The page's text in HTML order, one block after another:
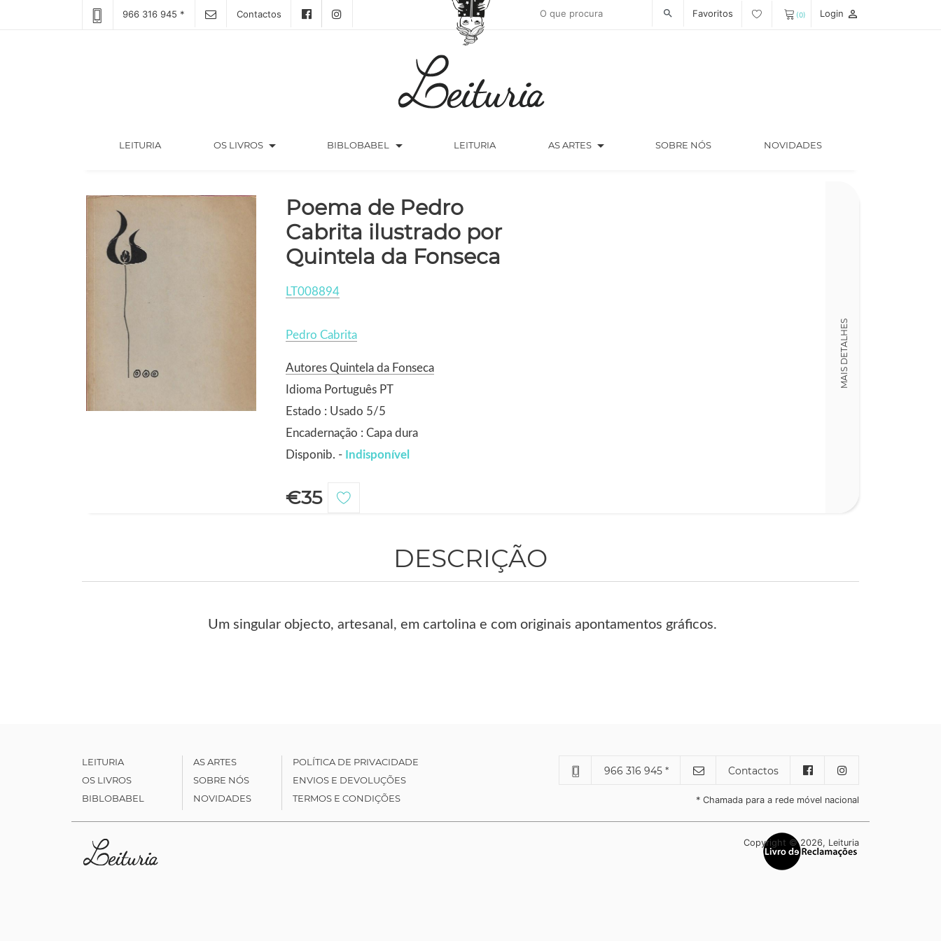
966 316 945 * Contactos search Favoritos (0) Login person_outline
LEITURIA(CURRENT) OS LIVROS arrow_drop_down BIBLOBABEL arrow_drop_down LEITURIA AS ARTES arrow_drop_down SOBRE NÓS NOVIDADES
Poema de Pedro
Cabrita ilustrado por
Quintela da Fonseca
LT008894
Pedro Cabrita
Autores Quintela da Fonseca
Idioma Português PT
Estado : Usado 5/5
Encadernação : Capa dura
Disponib. - Indisponível
€35
MAIS DETALHES
DESCRIÇÃO
Um singular objecto, artesanal, em cartolina e com originais apontamentos gráficos.
LEITURIA
OS LIVROS
BIBLOBABEL
AS ARTES
SOBRE NÓS
NOVIDADES
POLÍTICA DE PRIVACIDADE
ENVIOS E DEVOLUÇÕES
TERMOS E CONDIÇÕES
966 316 945 * Contactos
* Chamada para a rede móvel nacional
Copyright © 2026, Leituria